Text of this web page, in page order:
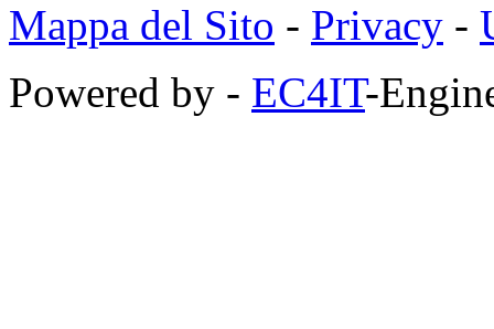
Mappa del Sito - Privacy -
Powered by - EC4IT-